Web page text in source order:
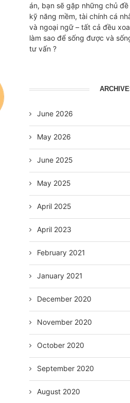
án, bạn sẽ gặp những chủ
kỹ năng mềm, tài chính cá
và ngoại ngữ – tất cả đều
làm sao để sống được và
tư vấn ?
June 2026
May 2026
June 2025
May 2025
April 2025
April 2023
February 2021
January 2021
December 2020
November 2020
October 2020
September 2020
August 2020